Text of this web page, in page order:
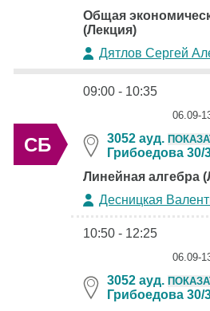
Общая
(Лекция)
Дятлов Сергей
СБ
09:00 - 10:35
06.09-
3052 ауд.
Грибоедова 30/
Линейная алгебра
Десницкая
10:50 - 12:25
06.09-
3052 ауд.
Грибоедова 30/